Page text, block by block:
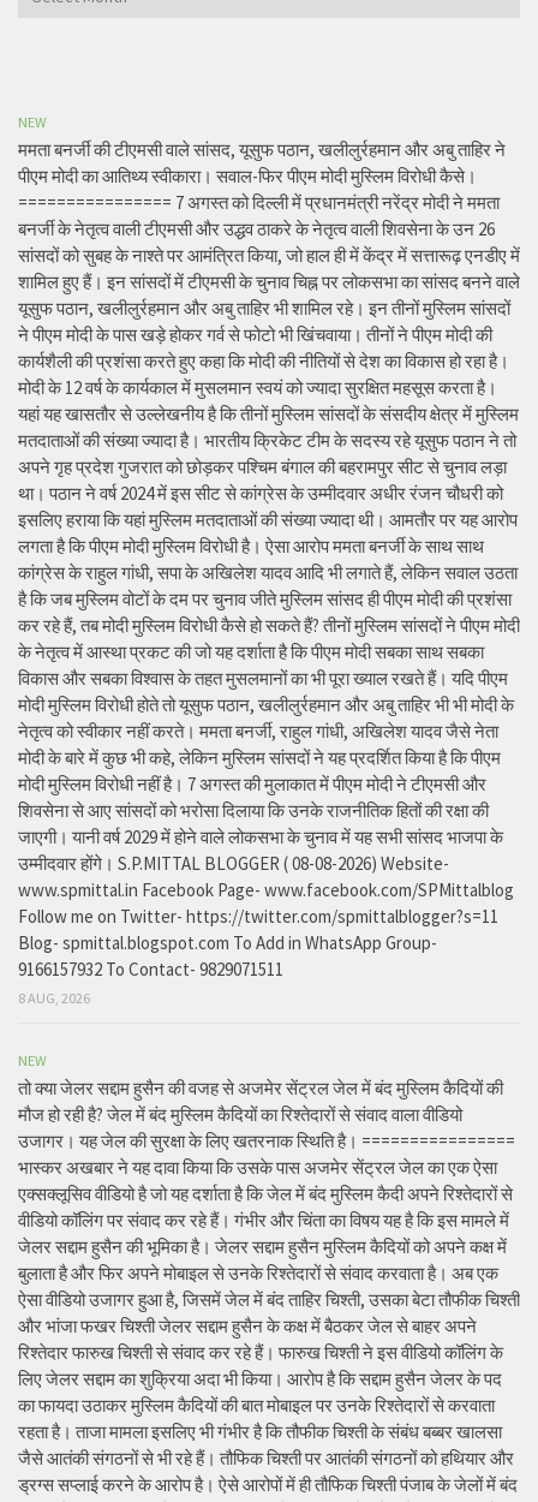
NEW
ममता बनर्जी की टीएमसी वाले सांसद, यूसुफ पठान, खलीलुर्रहमान और अबु ताहिर ने
पीएम मोदी का आतिथ्य स्वीकारा। सवाल-फिर पीएम मोदी मुस्लिम विरोधी कैसे।
================ 7 अगस्त को दिल्ली में प्रधानमंत्री नरेंद्र मोदी ने ममता
बनर्जी के नेतृत्व वाली टीएमसी और उद्धव ठाकरे के नेतृत्व वाली शिवसेना के उन 26
सांसदों को सुबह के नाश्ते पर आमंत्रित किया, जो हाल ही में केंद्र में सत्तारूढ़ एनडीए में
शामिल हुए हैं। इन सांसदों में टीएमसी के चुनाव चिह्न पर लोकसभा का सांसद बनने वाले
यूसुफ पठान, खलीलुर्रहमान और अबु ताहिर भी शामिल रहे। इन तीनों मुस्लिम सांसदों
ने पीएम मोदी के पास खड़े होकर गर्व से फोटो भी खिंचवाया। तीनों ने पीएम मोदी की
कार्यशैली की प्रशंसा करते हुए कहा कि मोदी की नीतियों से देश का विकास हो रहा है।
मोदी के 12 वर्ष के कार्यकाल में मुसलमान स्वयं को ज्यादा सुरक्षित महसूस करता है।
यहां यह खासतौर से उल्लेखनीय है कि तीनों मुस्लिम सांसदों के संसदीय क्षेत्र में मुस्लिम
मतदाताओं की संख्या ज्यादा है। भारतीय क्रिकेट टीम के सदस्य रहे यूसुफ पठान ने तो
अपने गृह प्रदेश गुजरात को छोड़कर पश्चिम बंगाल की बहरामपुर सीट से चुनाव लड़ा
था। पठान ने वर्ष 2024 में इस सीट से कांग्रेस के उम्मीदवार अधीर रंजन चौधरी को
इसलिए हराया कि यहां मुस्लिम मतदाताओं की संख्या ज्यादा थी। आमतौर पर यह आरोप
लगता है कि पीएम मोदी मुस्लिम विरोधी है। ऐसा आरोप ममता बनर्जी के साथ साथ
कांग्रेस के राहुल गांधी, सपा के अखिलेश यादव आदि भी लगाते हैं, लेकिन सवाल उठता
है कि जब मुस्लिम वोटों के दम पर चुनाव जीते मुस्लिम सांसद ही पीएम मोदी की प्रशंसा
कर रहे हैं, तब मोदी मुस्लिम विरोधी कैसे हो सकते हैं? तीनों मुस्लिम सांसदों ने पीएम मोदी
के नेतृत्व में आस्था प्रकट की जो यह दर्शाता है कि पीएम मोदी सबका साथ सबका
विकास और सबका विश्वास के तहत मुसलमानों का भी पूरा ख्याल रखते हैं। यदि पीएम
मोदी मुस्लिम विरोधी होते तो यूसुफ पठान, खलीलुर्रहमान और अबु ताहिर भी भी मोदी के
नेतृत्व को स्वीकार नहीं करते। ममता बनर्जी, राहुल गांधी, अखिलेश यादव जैसे नेता
मोदी के बारे में कुछ भी कहे, लेकिन मुस्लिम सांसदों ने यह प्रदर्शित किया है कि पीएम
मोदी मुस्लिम विरोधी नहीं है। 7 अगस्त की मुलाकात में पीएम मोदी ने टीएमसी और
शिवसेना से आए सांसदों को भरोसा दिलाया कि उनके राजनीतिक हितों की रक्षा की
जाएगी। यानी वर्ष 2029 में होने वाले लोकसभा के चुनाव में यह सभी सांसद भाजपा के
उम्मीदवार होंगे। S.P.MITTAL BLOGGER ( 08-08-2026) Website-
www.spmittal.in Facebook Page- www.facebook.com/SPMittalblog
Follow me on Twitter- https://twitter.com/spmittalblogger?s=11
Blog- spmittal.blogspot.com To Add in WhatsApp Group-
9166157932 To Contact- 9829071511
8 AUG, 2026
NEW
तो क्या जेलर सद्दाम हुसैन की वजह से अजमेर सेंट्रल जेल में बंद मुस्लिम कैदियों की
मौज हो रही है? जेल में बंद मुस्लिम कैदियों का रिश्तेदारों से संवाद वाला वीडियो
उजागर। यह जेल की सुरक्षा के लिए खतरनाक स्थिति है। ================
भास्कर अखबार ने यह दावा किया कि उसके पास अजमेर सेंट्रल जेल का एक ऐसा
एक्सक्लूसिव वीडियो है जो यह दर्शाता है कि जेल में बंद मुस्लिम कैदी अपने रिश्तेदारों से
वीडियो कॉलिंग पर संवाद कर रहे हैं। गंभीर और चिंता का विषय यह है कि इस मामले में
जेलर सद्दाम हुसैन की भूमिका है। जेलर सद्दाम हुसैन मुस्लिम कैदियों को अपने कक्ष में
बुलाता है और फिर अपने मोबाइल से उनके रिश्तेदारों से संवाद करवाता है। अब एक
ऐसा वीडियो उजागर हुआ है, जिसमें जेल में बंद ताहिर चिश्ती, उसका बेटा तौफीक चिश्ती
और भांजा फखर चिश्ती जेलर सद्दाम हुसैन के कक्ष में बैठकर जेल से बाहर अपने
रिश्तेदार फारुख चिश्ती से संवाद कर रहे हैं। फारुख चिश्ती ने इस वीडियो कॉलिंग के
लिए जेलर सद्दाम का शुक्रिया अदा भी किया। आरोप है कि सद्दाम हुसैन जेलर के पद
का फायदा उठाकर मुस्लिम कैदियों की बात मोबाइल पर उनके रिश्तेदारों से करवाता
रहता है। ताजा मामला इसलिए भी गंभीर है कि तौफीक चिश्ती के संबंध बब्बर खालसा
जैसे आतंकी संगठनों से भी रहे हैं। तौफिक चिश्ती पर आतंकी संगठनों को हथियार और
ड्रग्स सप्लाई करने के आरोप है। ऐसे आरोपों में ही तौफिक चिश्ती पंजाब के जेलों में बंद